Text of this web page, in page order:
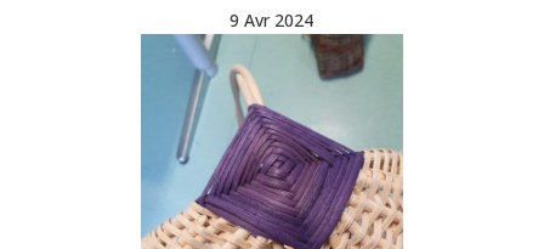
9 Avr 2024